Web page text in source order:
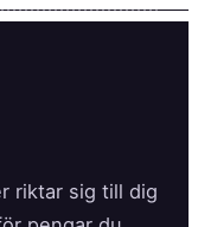
riktar sig till dig